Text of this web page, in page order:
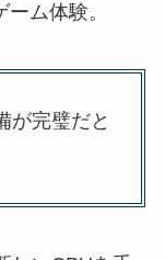
ム体験。
が完璧だと